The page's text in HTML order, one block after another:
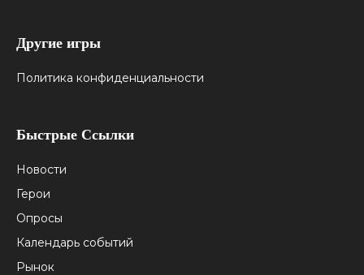
Другие игры
Политика конфиденциальности
Быстрые Ссылки
Новости
Герои
Опросы
Календарь событий
Рынок